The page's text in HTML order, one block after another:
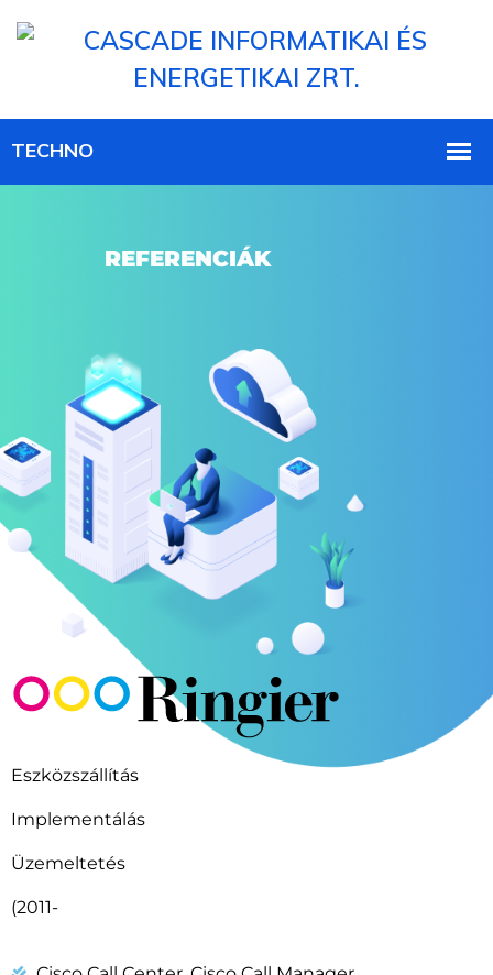
REFERENCIÁK
Eszközszállítás
Implementálás
Üzemeltetés
(2011-